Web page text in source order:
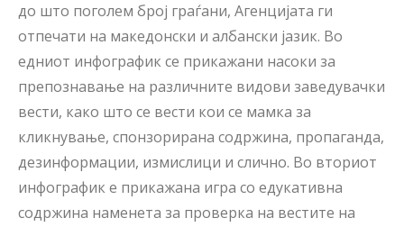
до што поголем број граѓани, Агенцијата ги
отпечати на македонски и албански јазик. Во
едниот инфографик се прикажани насоки за
препознавање на различните видови заведувачки
вести, како што се вести кои се мамка за
кликнување, спонзорирана содржина, пропаганда,
дезинформации, измислици и слично. Во вториот
инфографик е прикажана игра со едукативна
содржина наменета за проверка на вестите на